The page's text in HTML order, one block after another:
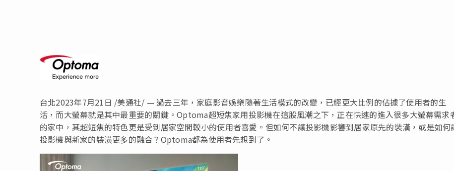
台北2023年7月21日 /美通社/ — 過去三年，家庭影音娛樂隨著生活模式的改變，已經更大比例的佔據了使用者的生
活，而大螢幕就是其中最重要的關鍵。Optoma超短焦家用投影機在這股風潮之下，正在快速的進入很多大螢幕需求
的家中，其超短焦的特色更是受到居家空間較小的使用者喜愛。但如何不讓投影機影響到居家原先的裝潢，或是如何
投影機與新家的裝潢更多的融合？Optoma都為使用者先想到了。